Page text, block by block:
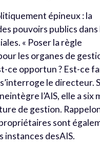
épineux : la
pouvoirs publics dans
« Poser la règle
les organes de
ce opportun ? Est-ce
le directeur.
l’AIS, elle a six
de gestion.
sont
instances desAIS.